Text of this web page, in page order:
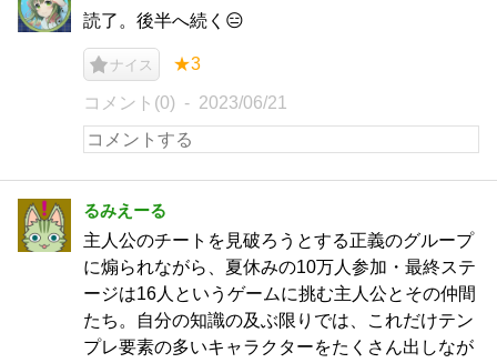
読了。後半へ続く😑
ナイス ★3
コメント(0) 2023/06/21
るみえーる
主人公のチートを見破ろうとする正義のグループ
に煽られながら、夏休みの10万人参加・最終ステ
ージは16人というゲームに挑む主人公とその仲間
たち。自分の知識の及ぶ限りでは、これだけテン
プレ要素の多いキャラクターをたくさん出しなが